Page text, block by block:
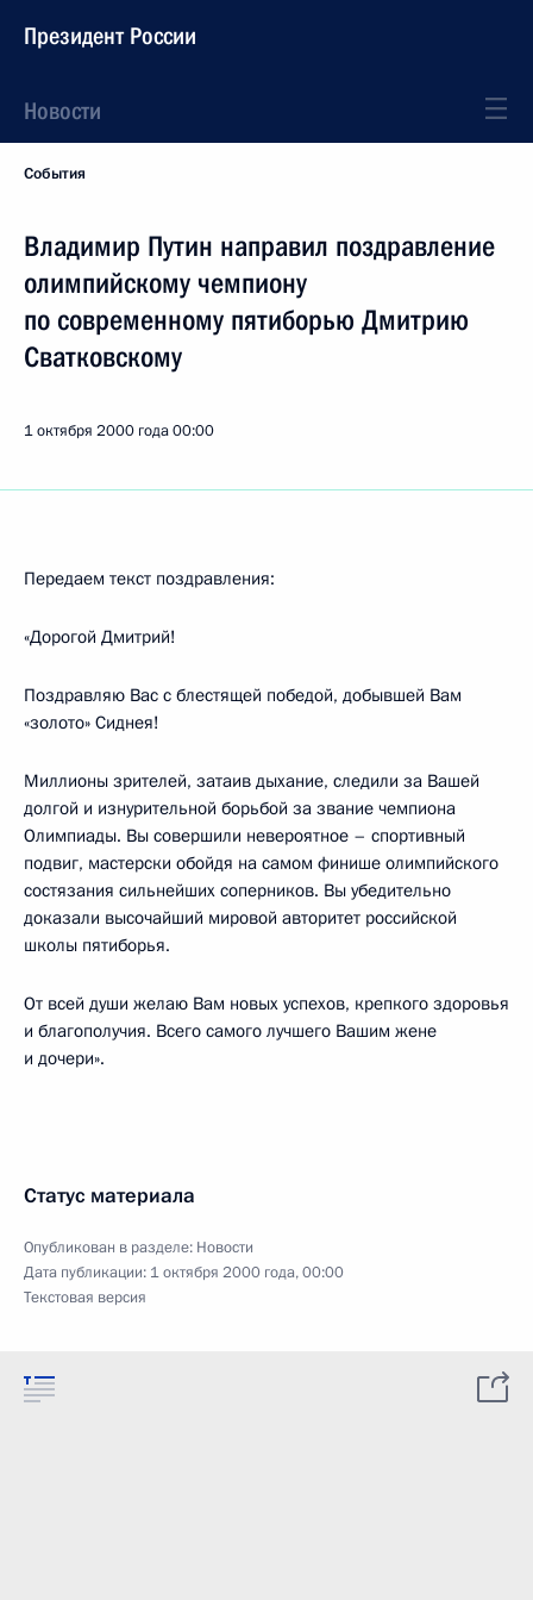
Президент России
Новости
События
Владимир Путин направил поздравление
олимпийскому чемпиону
по современному пятиборью Дмитрию
Сватковскому
1 октября 2000 года00:00
Передаем текст поздравления:
«Дорогой Дмитрий!
Поздравляю Вас с блестящей победой, добывшей Вам
«золото» Сиднея!
Миллионы зрителей, затаив дыхание, следили за Вашей
долгой и изнурительной борьбой за звание чемпиона
Олимпиады. Вы совершили невероятное – спортивный
подвиг, мастерски обойдя на самом финише олимпийского
состязания сильнейших соперников. Вы убедительно
доказали высочайший мировой авторитет российской
школы пятиборья.
От всей души желаю Вам новых успехов, крепкого здоровья
и благополучия. Всего самого лучшего Вашим жене
и дочери».
Статус материала
Опубликован в разделе: Новости
Дата публикации: 1 октября 2000 года, 00:00
Текстовая версия